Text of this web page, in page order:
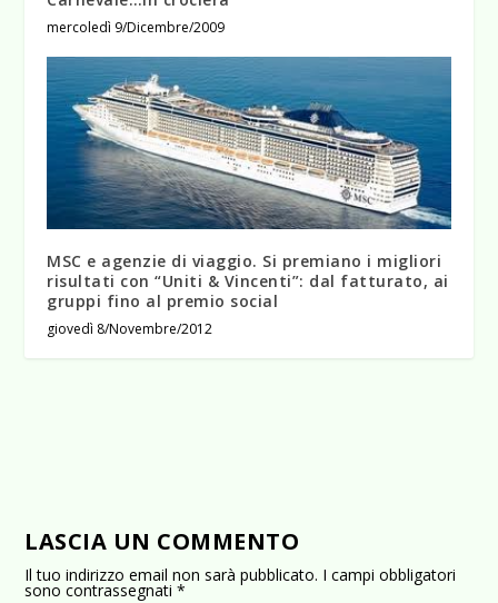
mercoledì 9/Dicembre/2009
MSC e agenzie di viaggio. Si premiano i migliori
risultati con “Uniti & Vincenti”: dal fatturato, ai
gruppi fino al premio social
giovedì 8/Novembre/2012
LASCIA UN COMMENTO
Il tuo indirizzo email non sarà pubblicato. I campi obbligatori
sono contrassegnati*